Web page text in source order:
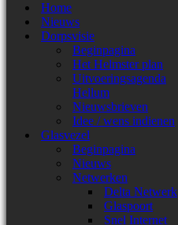
Home
Nieuws
Dorpsvisie
Beginpagina
Het Helmster plan
Uitvoeringsagenda
Hellum
Nieuwsbrieven
Idee / wens indienen
Glasvezel
Beginpagina
Nieuws
Netwerken
Delta Netwerk
Glaspoort
Snel Internet